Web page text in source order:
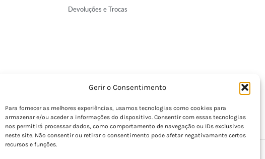
Gerir o Consentimento
Para fornecer as melhores experiências, usamos tecnologias como cookies para
armazenar e/ou aceder a informações do dispositivo. Consentir com essas tecnologias
nos permitirá processar dados, como comportamento de navegação ou IDs exclusivos
neste site. Não consentir ou retirar o consentimento pode afetar negativamante certos
recursos e funções.
Devoluções e Trocas